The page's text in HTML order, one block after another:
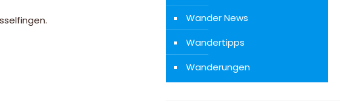
Wander News
Wandertipps
Wanderungen